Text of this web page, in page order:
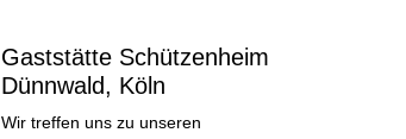
Gaststätte Schützenheim
Dünnwald, Köln
Wir treffen uns zu unseren